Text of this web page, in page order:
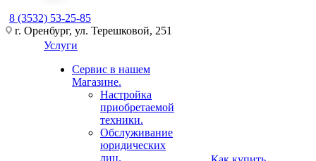
8 (3532) 53-25-85
г. Оренбург, ул. Терешковой, 251
Услуги
Сервис в нашем
Магазине.
Настройка
приобретаемой
техники.
Обслуживание
юридических
лиц.